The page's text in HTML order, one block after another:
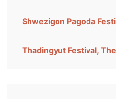
Shwezigon Pagoda
Thadingyut Festival,